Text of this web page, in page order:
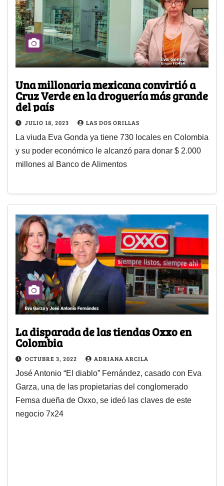
Una millonaria mexicana convirtió a
Cruz Verde en la droguería más grande
del país
JULIO 18, 2023 LAS DOS ORILLAS
La viuda Eva Gonda ya tiene 730 locales en Colombia
y su poder económico le alcanzó para donar $ 2.000
millones al Banco de Alimentos
La disparada de las tiendas Oxxo en
Colombia
OCTUBRE 3, 2022 ADRIANA ARCILA
José Antonio “El diablo” Fernández, casado con Eva
Garza, una de las propietarias del conglomerado
Femsa dueña de Oxxo, se ideó las claves de este
negocio 7x24